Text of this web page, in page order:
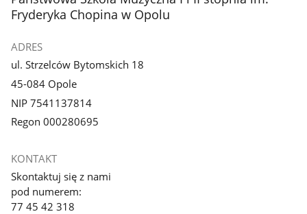
Fryderyka Chopina w Opolu
ADRES
ul. Strzelców Bytomskich 18
45-084 Opole
NIP 7541137814
Regon 000280695
KONTAKT
Skontaktuj się z nami
pod numerem:
77 45 42 318